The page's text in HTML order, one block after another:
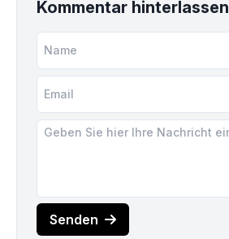
Kommentar hinterlassen
Senden